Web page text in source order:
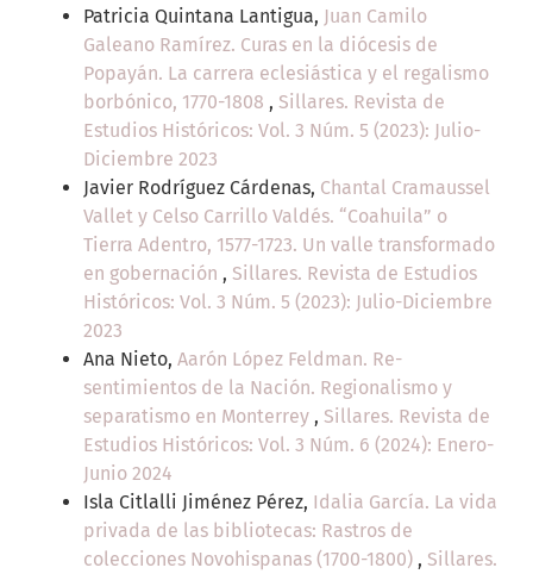
Patricia Quintana Lantigua, Juan Camilo
Galeano Ramírez. Curas en la diócesis de
Popayán. La carrera eclesiástica y el regalismo
borbónico, 1770-1808 , Sillares. Revista de
Estudios Históricos: Vol. 3 Núm. 5 (2023): Julio-
Diciembre 2023
Javier Rodríguez Cárdenas, Chantal Cramaussel
Vallet y Celso Carrillo Valdés. “Coahuila” o
Tierra Adentro, 1577-1723. Un valle transformado
en gobernación , Sillares. Revista de Estudios
Históricos: Vol. 3 Núm. 5 (2023): Julio-Diciembre
2023
Ana Nieto, Aarón López Feldman. Re-
sentimientos de la Nación. Regionalismo y
separatismo en Monterrey , Sillares. Revista de
Estudios Históricos: Vol. 3 Núm. 6 (2024): Enero-
Junio 2024
Isla Citlalli Jiménez Pérez, Idalia García. La vida
privada de las bibliotecas: Rastros de
colecciones Novohispanas (1700-1800) , Sillares.